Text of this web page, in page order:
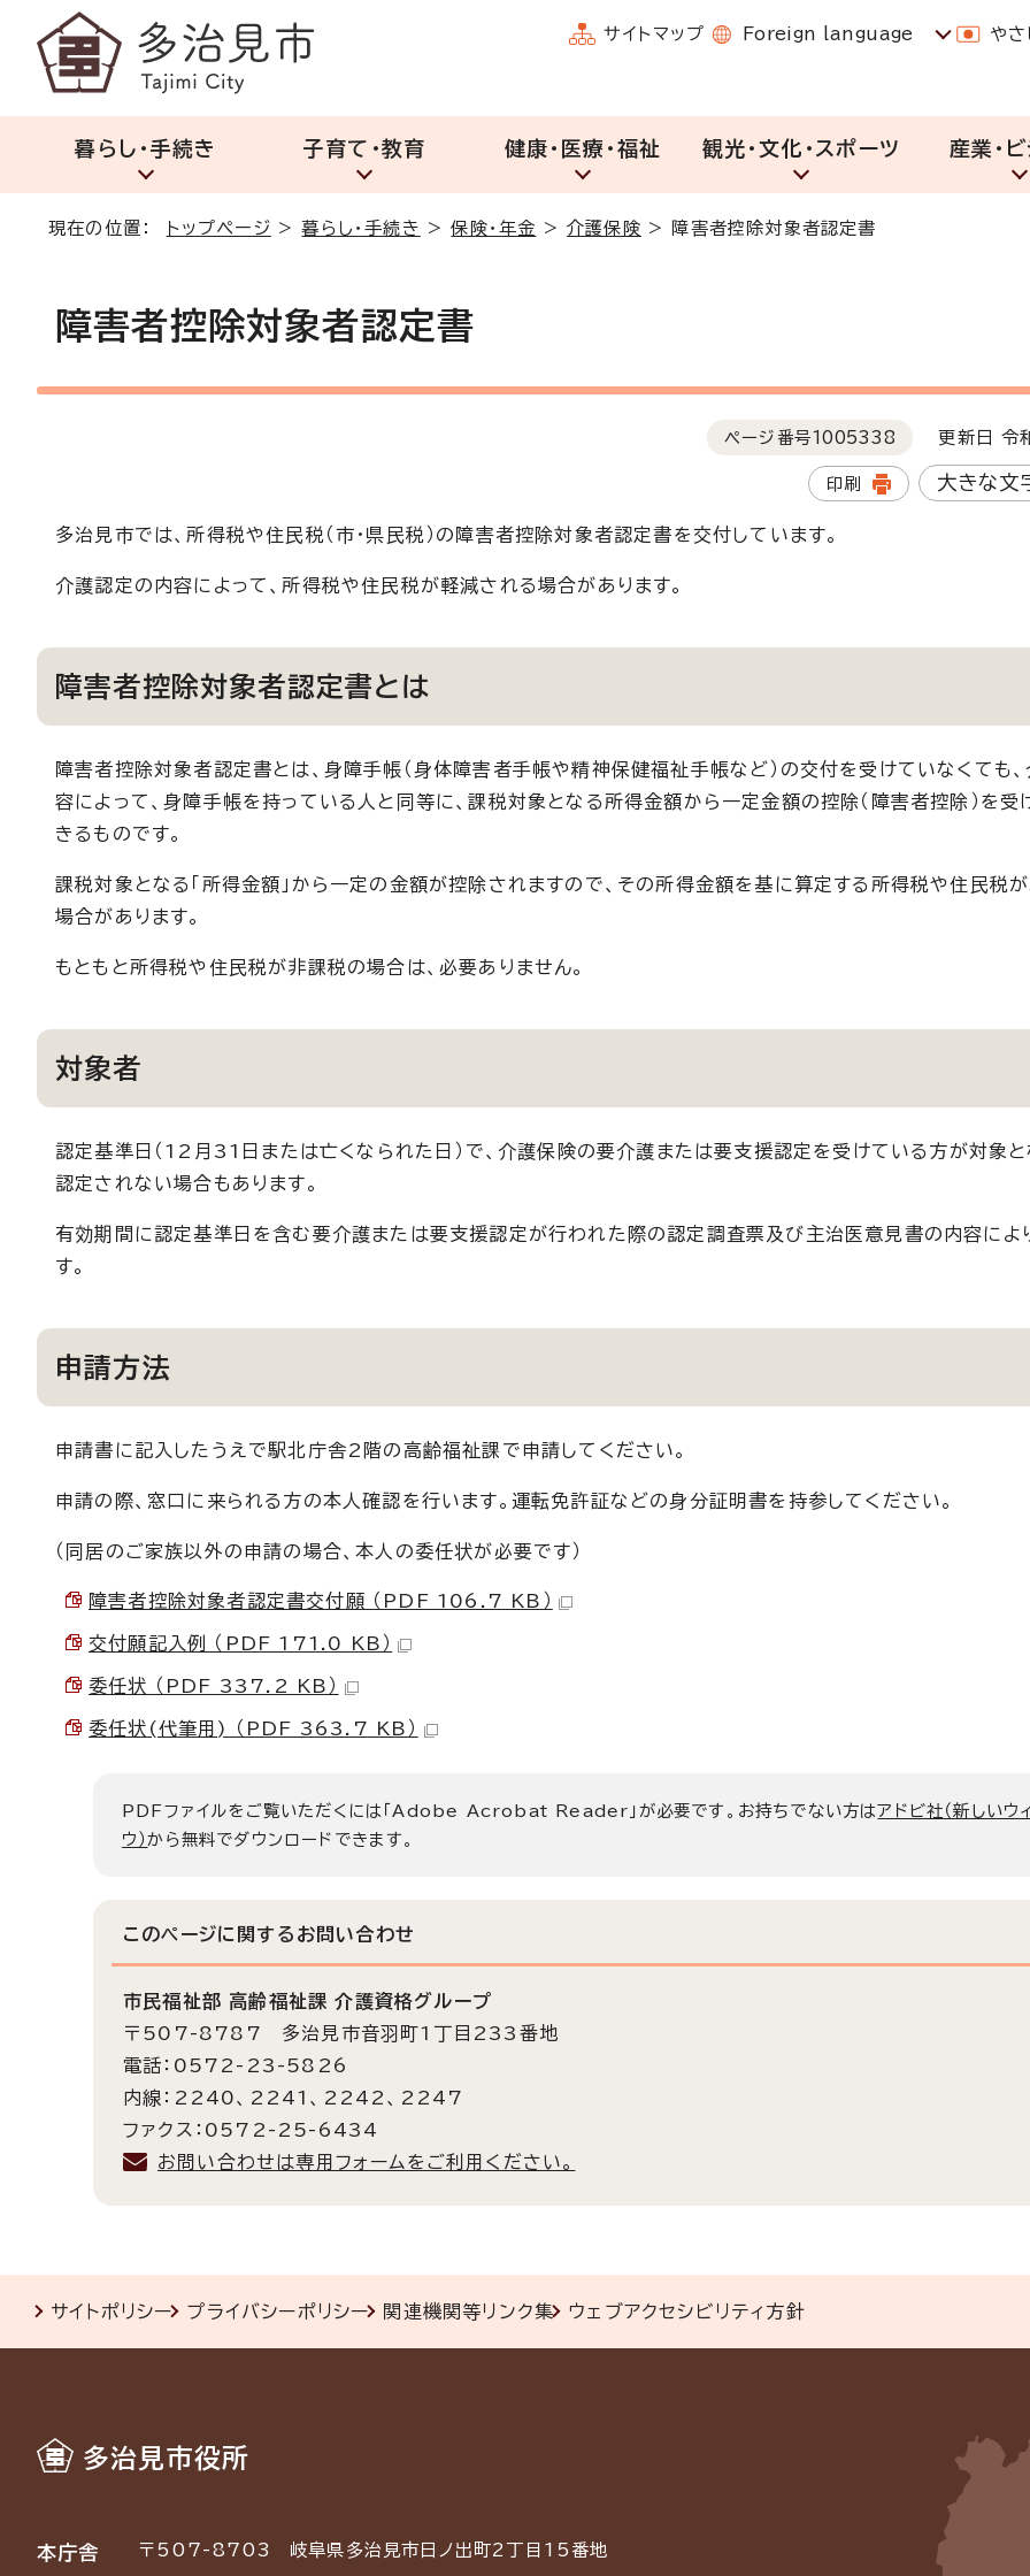
サイトマップ Foreign language や
暮らし・手続き 子育て・教育 健康・医療・福祉 観光・文化・スポーツ 産業・
現在の位置： トップページ >暮らし・手続き >保険・年金 >介護保険 > 障害者控除対象者認定書
障害者控除対象者認定書
ページ番号1005338 更新日 令
印刷 大きな文
多治見市では、所得税や住民税（市・県民税）の障害者控除対象者認定書を交付しています。
介護認定の内容によって、所得税や住民税が軽減される場合があります。
障害者控除対象者認定書とは
障害者控除対象者認定書とは、身障手帳（身体障害者手帳や精神保健福祉手帳など）の交付を受けていなくても
容によって、身障手帳を持っている人と同等に、課税対象となる所得金額から一定金額の控除（障害者控除）を受
きるものです。
課税対象となる「所得金額」から一定の金額が控除されますので、その所得金額を基に算定する所得税や住民税
場合があります。
もともと所得税や住民税が非課税の場合は、必要ありません。
対象者
認定基準日（12月31日または亡くなられた日）で、介護保険の要介護または要支援認定を受けている方が対象と
認定されない場合もあります。
有効期間に認定基準日を含む要介護または要支援認定が行われた際の認定調査票及び主治医意見書の内容によ
す。
申請方法
申請書に記入したうえで駅北庁舎2階の高齢福祉課で申請してください。
申請の際、窓口に来られる方の本人確認を行います。運転免許証などの身分証明書を持参してください。
（同居のご家族以外の申請の場合、本人の委任状が必要です）
障害者控除対象者認定書交付願 （PDF 106.7 KB）
交付願記入例 （PDF 171.0 KB）
委任状 （PDF 337.2 KB）
委任状(代筆用) （PDF 363.7 KB）
PDFファイルをご覧いただくには「Adobe Acrobat Reader」が必要です。お持ちでない方はアドビ社（新しいウ
ウ）から無料でダウンロードできます。
このページに関する お問い合わせ
市民福祉部 高齢福祉課 介護資格グループ
〒507-8787 多治見市音羽町1丁目233番地
電話：0572-23-5826
内線：2240、2241、2242、2247
ファクス：0572-25-6434
お問い合わせは専用フォームをご利用ください。
サイトポリシー プライバシーポリシー 関連機関等リンク集 ウェブアクセシビリティ方針
多治見市役所
本庁舎 〒507-8703 岐阜県多治見市日ノ出町2丁目15番地